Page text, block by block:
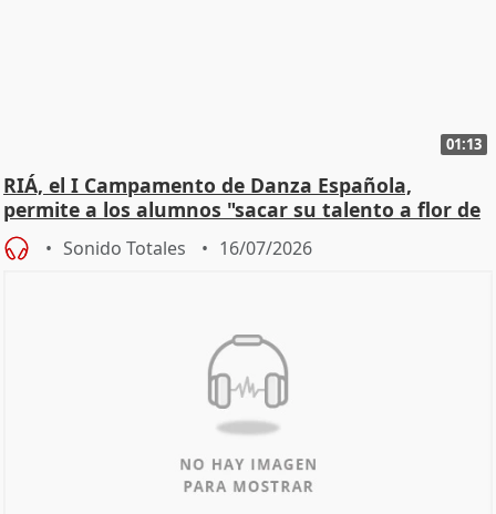
01:13
RIÁ, el I Campamento de Danza Española,
permite a los alumnos "sacar su talento a flor de
piel"
Sonido Totales 16/07/2026